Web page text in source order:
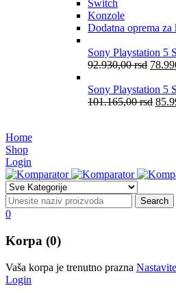
Switch
Konzole
Dodatna oprema za
Sony Playstation 5
92.930,00rsd
Sony Playstation 5
101.165,00rsd
Home
Shop
Login
0
Korpa (0)
Vaša korpa je trenutno prazna
Login